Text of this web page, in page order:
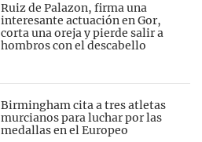
Ruiz de Palazon, firma una
interesante actuación en Gor,
corta una oreja y pierde salir a
hombros con el descabello
Birmingham cita a tres atletas
murcianos para luchar por las
medallas en el Europeo